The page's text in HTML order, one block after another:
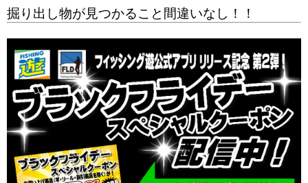
掘り出し物が見つかること間違いなし！！